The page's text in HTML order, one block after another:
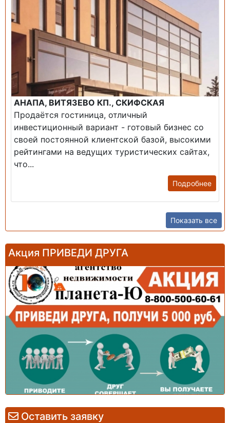
Оставить заявку
АНАПА, ВИТЯЗЕВО КП., СКИФСКАЯ
Продаётся гостиница, отличный
инвестиционный вариант - готовый бизнес со
своей постоянной клиентской базой, высокими
рейтингами на ведущих туристических сайтах,
что...
Подробнее
Показать все
Акция ПРИВЕДИ ДРУГА